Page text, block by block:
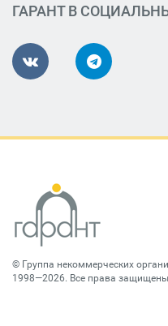
ГАРАНТ В
© Группа некоммерческих
1998—2026. Все права защищены